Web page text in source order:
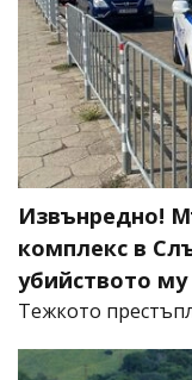
Извънредно!
комплекс в
убийството
​Тежкото